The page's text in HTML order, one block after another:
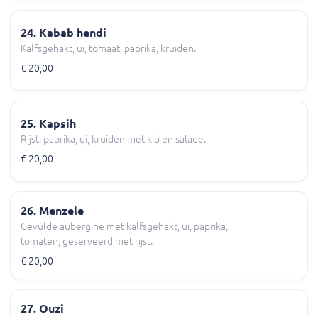
24. Kabab hendi
Kalfsgehakt, ui, tomaat, paprika, kruiden.
€ 20,00
25. Kapsih
Rijst, paprika, ui, kruiden met kip en salade.
€ 20,00
26. Menzele
Gevulde aubergine met kalfsgehakt, ui, paprika,
tomaten, geserveerd met rijst.
€ 20,00
27. Ouzi